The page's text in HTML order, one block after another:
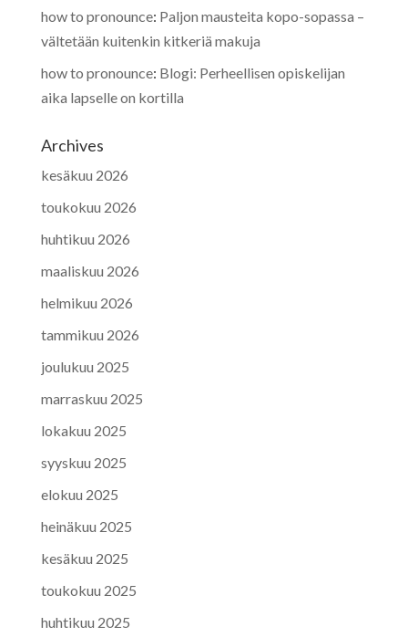
how to pronounce: Paljon mausteita kopo-sopassa –
vältetään kuitenkin kitkeriä makuja
how to pronounce: Blogi: Perheellisen opiskelijan
aika lapselle on kortilla
Archives
kesäkuu 2026
toukokuu 2026
huhtikuu 2026
maaliskuu 2026
helmikuu 2026
tammikuu 2026
joulukuu 2025
marraskuu 2025
lokakuu 2025
syyskuu 2025
elokuu 2025
heinäkuu 2025
kesäkuu 2025
toukokuu 2025
huhtikuu 2025